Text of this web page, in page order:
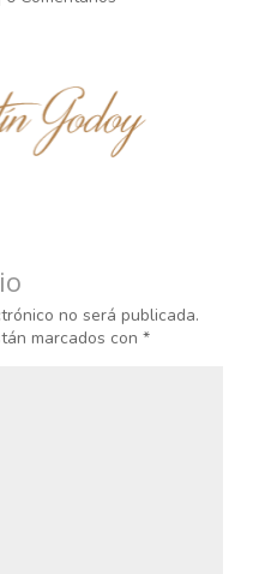
no será publicada.
marcados con *